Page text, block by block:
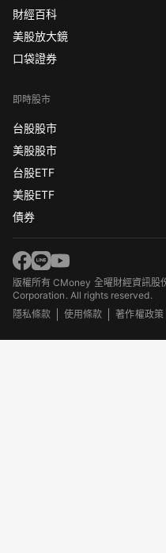
財經百科
美股放大鏡
口袋證券
即時股市
台股股市
美股股市
台股ETF
美股ETF
債券
版權所有 CMoney 全曜財經資訊
Corporation. All rights reserved.
隱私條款
使用條款 著作權政策